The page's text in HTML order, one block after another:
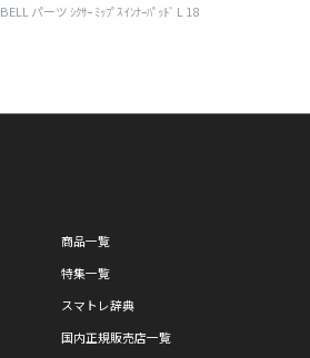
BELL パーツ ｼｸｻｰ ﾐｯﾌﾟｽ ｲﾝﾅｰﾊﾟｯﾄﾞ L 18
商品一覧
特集一覧
スマトレ辞典
国内正規販売店一覧